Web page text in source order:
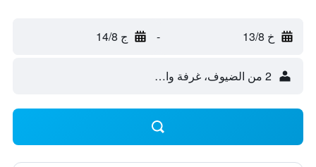
خ 13/8 - ج 14/8
2 من الضيوف، غرفة واحدة